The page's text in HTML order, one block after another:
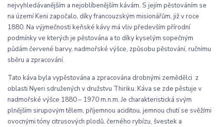
nejvyhledávanějším a nejoblíbenějším kávám. S jejím pěstováním se
na území Keni započalo, díky francouzským misionářům, již v roce
1880. Na výjmečnosti keňské kávy má vliv především přírodní
podmínky ve kterých je pěstována a to díky kyselým sopečným
půdám červené barvy, nadmořské výšce, způsobu pěstování, ručnímu
sběru a zpracování.
Tato káva byla vypěstována a zpracována drobnými zemědělci z
oblasti Nyeri sdružených v družstvu Thiriku. Káva se zde pěstuje v
nadmořské výšce 1880 – 1970 m.n.m. Je charakteristická svým
plnějším sirupovým tělem, příjemnou aciditou, jemnou chutí se svěžími
ovocnými tóny citrusových plodů, černého rybízu, švestek a